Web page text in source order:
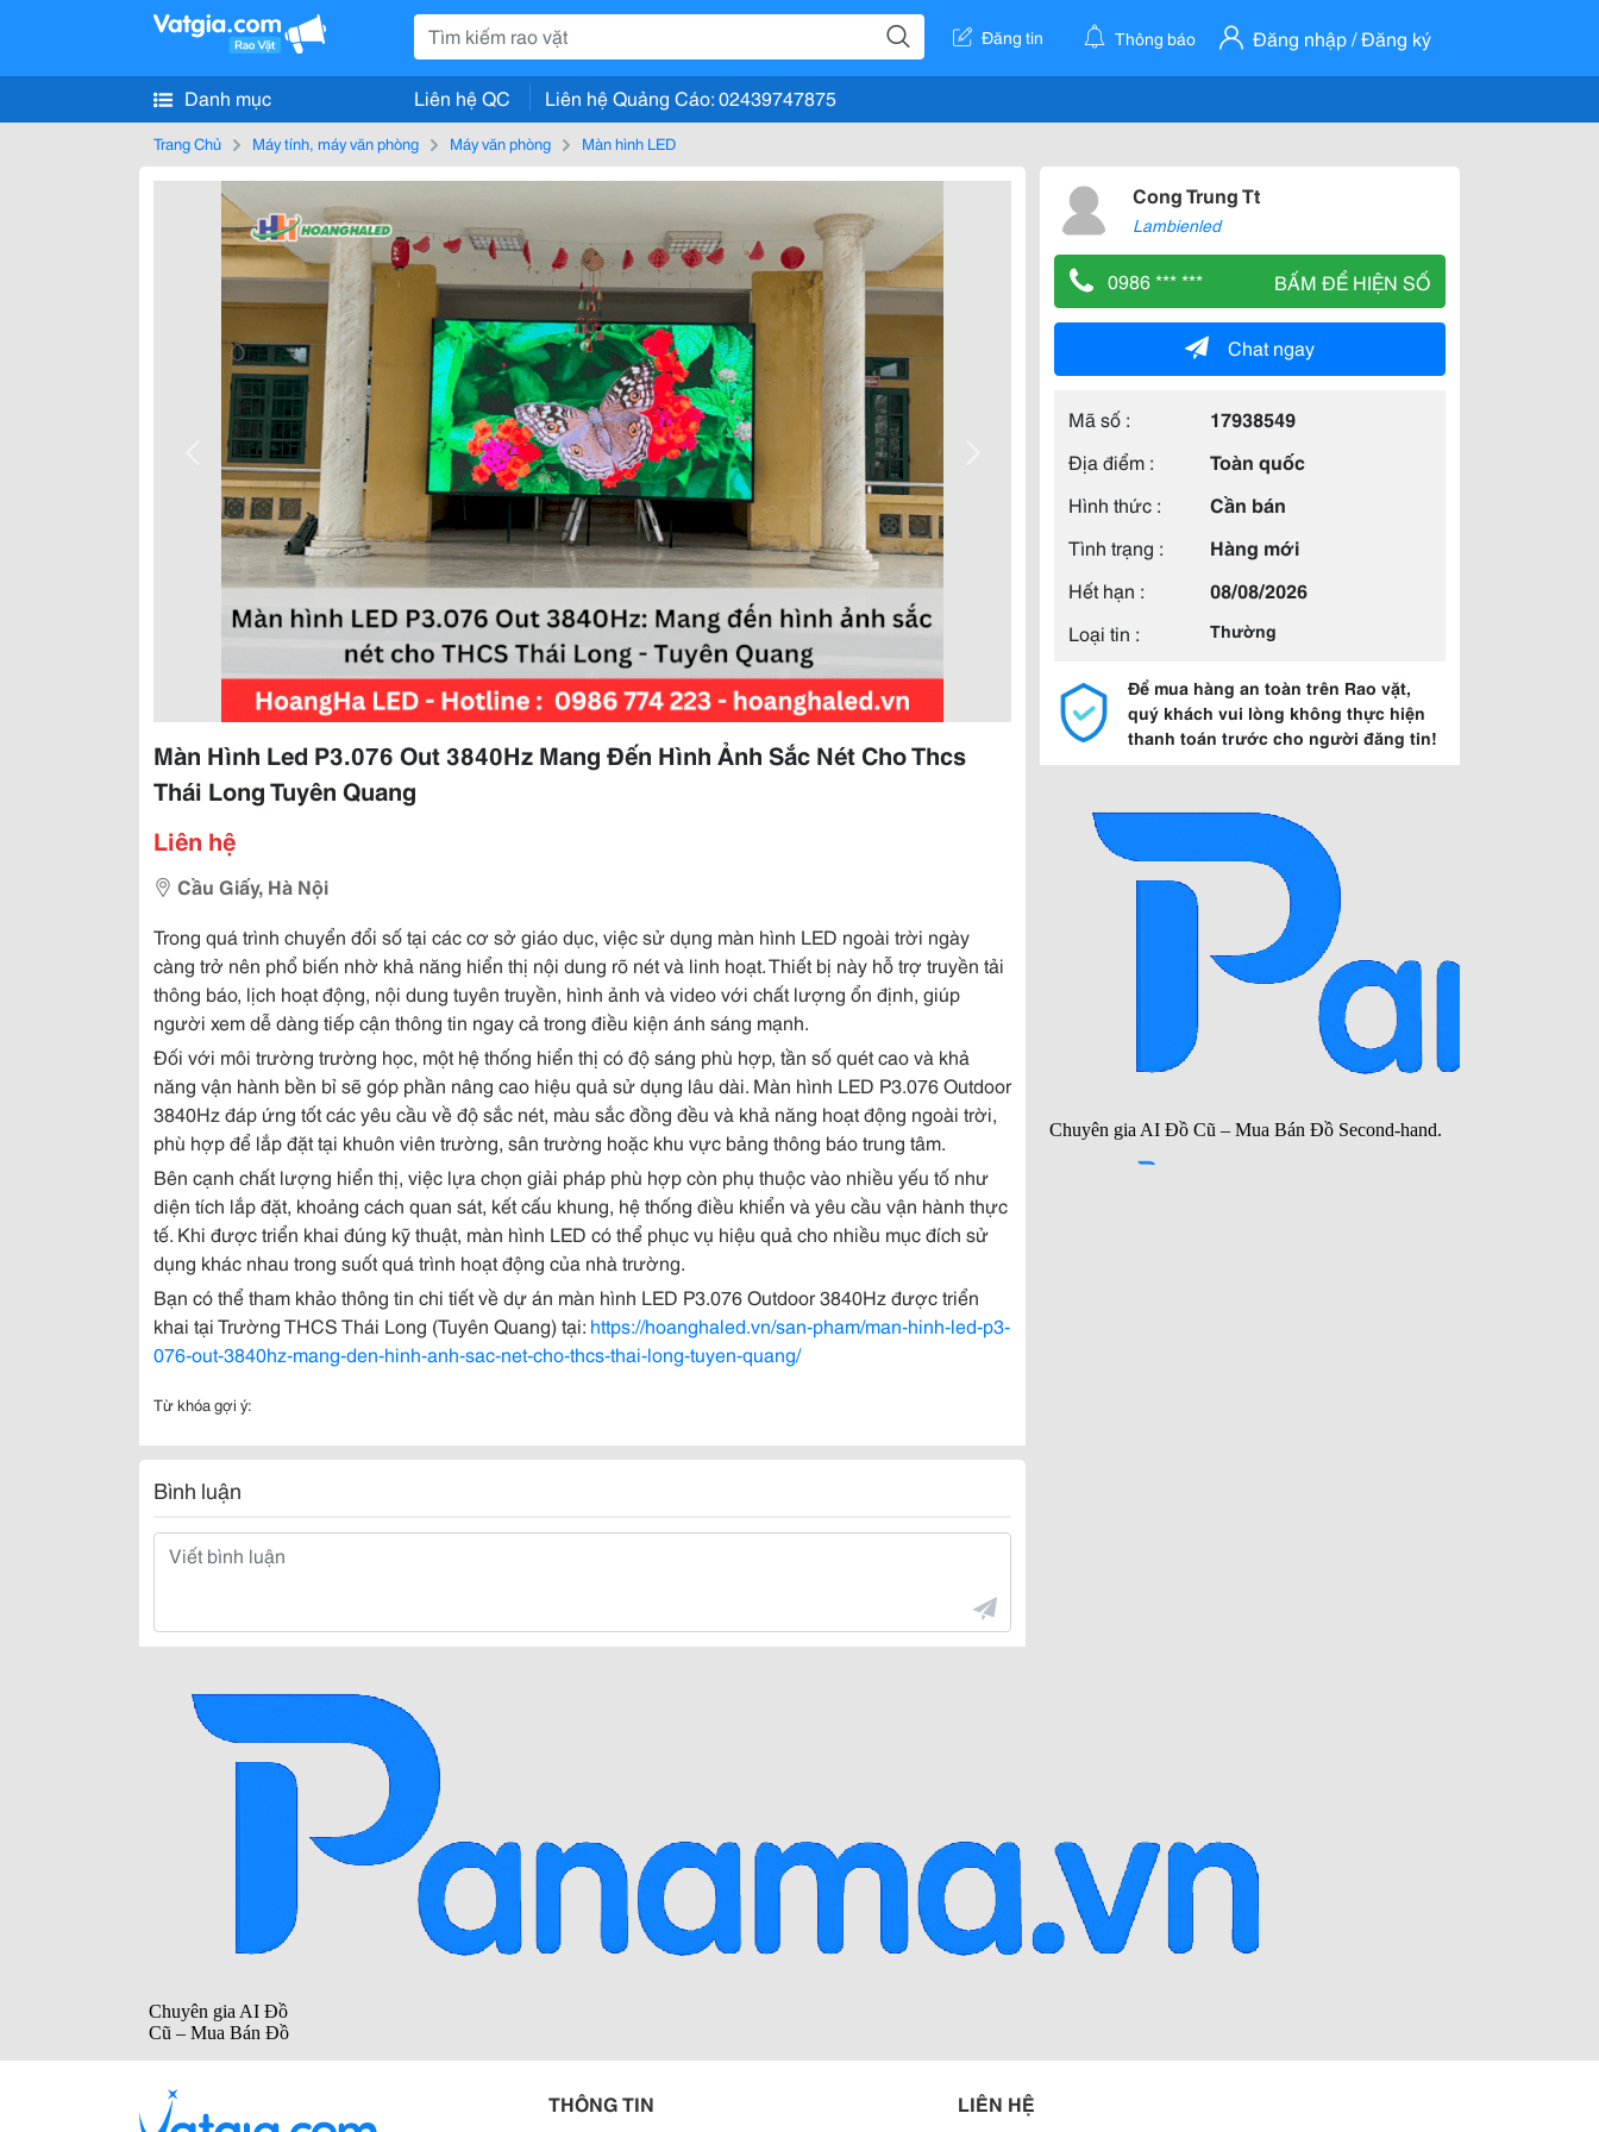
Đăng tin Thông báo Đăng nhập / Đăng ký
Danh mục Liên hệ QC Liên hệ Quảng Cáo: 02439747875
Trang Chủ Máy tính, máy văn phòng Máy văn phòng Màn hình LED
Màn Hình Led P3.076 Out 3840Hz Mang Đến Hình Ảnh Sắc Nét Cho Thcs
Thái Long Tuyên Quang
Liên hệ
Cầu Giấy, Hà Nội
Trong quá trình chuyển đổi số tại các cơ sở giáo dục, việc sử dụng màn hình LED ngoài trời ngày
càng trở nên phổ biến nhờ khả năng hiển thị nội dung rõ nét và linh hoạt. Thiết bị này hỗ trợ truyền tải
thông báo, lịch hoạt động, nội dung tuyên truyền, hình ảnh và video với chất lượng ổn định, giúp
người xem dễ dàng tiếp cận thông tin ngay cả trong điều kiện ánh sáng mạnh.
Đối với môi trường trường học, một hệ thống hiển thị có độ sáng phù hợp, tần số quét cao và khả
năng vận hành bền bỉ sẽ góp phần nâng cao hiệu quả sử dụng lâu dài. Màn hình LED P3.076 Outdoor
3840Hz đáp ứng tốt các yêu cầu về độ sắc nét, màu sắc đồng đều và khả năng hoạt động ngoài trời,
phù hợp để lắp đặt tại khuôn viên trường, sân trường hoặc khu vực bảng thông báo trung tâm.
Bên cạnh chất lượng hiển thị, việc lựa chọn giải pháp phù hợp còn phụ thuộc vào nhiều yếu tố như
diện tích lắp đặt, khoảng cách quan sát, kết cấu khung, hệ thống điều khiển và yêu cầu vận hành thực
tế. Khi được triển khai đúng kỹ thuật, màn hình LED có thể phục vụ hiệu quả cho nhiều mục đích sử
dụng khác nhau trong suốt quá trình hoạt động của nhà trường.
Bạn có thể tham khảo thông tin chi tiết về dự án màn hình LED P3.076 Outdoor 3840Hz được triển
khai tại Trường THCS Thái Long (Tuyên Quang) tại: https://hoanghaled.vn/san-pham/man-hinh-led-p3-
076-out-3840hz-mang-den-hinh-anh-sac-net-cho-thcs-thai-long-tuyen-quang/
Từ khóa gợi ý:
Bình luận
Cong Trung Tt
Lambienled
0986 *** *** BẤM ĐỂ HIỆN SỐ
Chat ngay
Mã số :
17938549
Địa điểm :
Toàn quốc
Hình thức :
Cần bán
Tình trạng :
Hàng mới
Hết hạn :
08/08/2026
Loại tin :
Thường
Để mua hàng an toàn trên Rao vặt,
quý khách vui lòng không thực hiện
thanh toán trước cho người đăng tin!
THÔNG TIN LIÊN HỆ